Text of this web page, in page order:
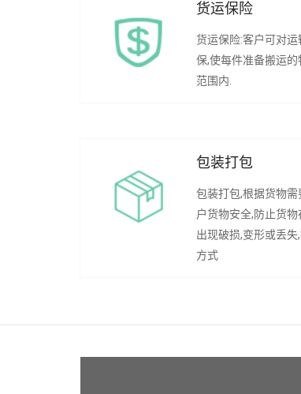
货运保险
货运保险:客户可对
保,使每件准备搬运
范围内.
包装打包
包装打包,根据货物需
户货物安全,防止货
出现破损,变形或丢失
方式